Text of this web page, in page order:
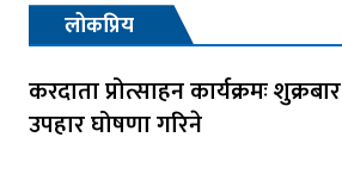
लोकप्रिय
करदाता प्रोत्साहन कार्यक्रमः शुक्रबार
उपहार घोषणा गरिने